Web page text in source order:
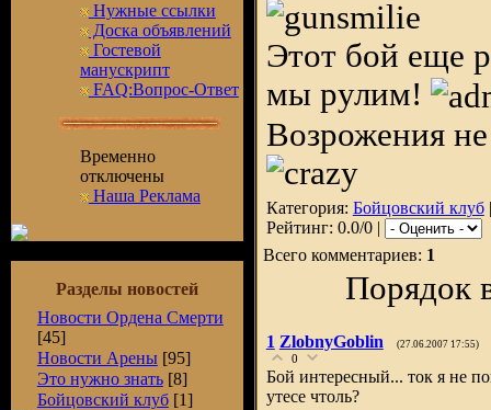
Нужные ссылки
Доска объявлений
Гостевой
манускрипт
FAQ:Вопрос-Ответ
Временно
отключены
Наша Реклама
Разделы новостей
Новости Ордена Смерти
[45]
Новости Арены [95]
Это нужно знать [8]
Бойцовский клуб [1]
Этот бой еще
мы рулим!
Возрожения
Категория: Бойцовский клуб
Рейтинг: 0.0/0 |
Всего комментариев: 1
Порядок
1 ZlobnyGoblin (27.06.2007 17:55)
0
Бой интересный... ток я не
утесе чтоль?